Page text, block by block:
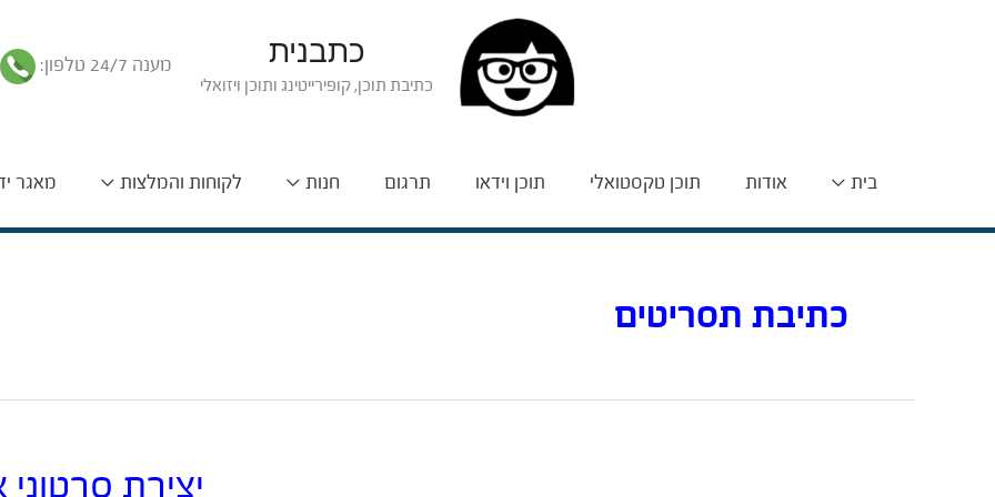
כתבנית
כתיבת תוכן, קופירייטינג ותוכן ויזואלי
מענה 24/7 טלפון:
בית אודות תוכן טקסטואלי תוכן וידאו תרגום חנות לקוחות והמלצות מאגר
כתיבת תסריטים
יצירת